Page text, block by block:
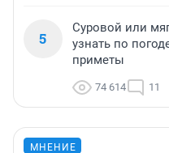
5
Суровой или
узнать по
приметы
74 614 11
МНЕНИЕ